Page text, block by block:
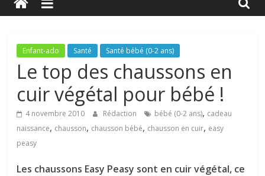
Santé
La
santé
toute
famille
Enfant-ado Santé Santé bébé (0-2 ans)
Le top des chaussons en
cuir végétal pour bébé !
4 novembre 2010 Rédaction bébé (0-2 ans), cadeau
naissance, chausson, chausson bébé, chausson en cuir, easy
peasy
Les chaussons Easy Peasy sont en cuir végétal, ce